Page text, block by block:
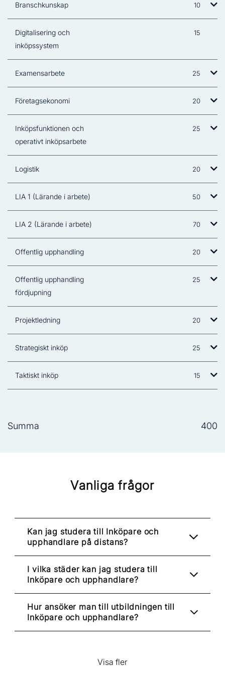
Branschkunskap 10
Digitalisering och
inköpssystem
15
Examensarbete 25
Företagsekonomi 20
Inköpsfunktionen och
operativt inköpsarbete
25
Logistik 20
LIA 1 (Lärande i arbete) 50
LIA 2 (Lärande i arbete) 70
Offentlig upphandling 20
Offentlig upphandling
fördjupning
25
Projektledning 20
Strategiskt inköp 25
Taktiskt inköp 15
Summa 400
Vanliga frågor
Kan jag studera till Inköpare och
upphandlare på distans?
I vilka städer kan jag studera till
Inköpare och upphandlare?
Hur ansöker man till utbildningen till
Inköpare och upphandlare?
Visa fler